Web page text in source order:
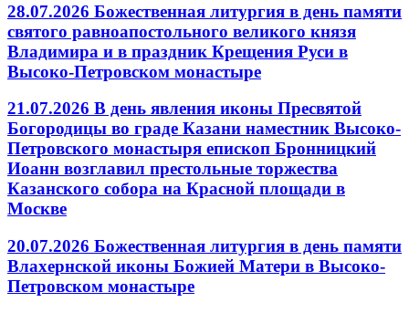
28.07.2026 Божественная литургия в день памяти
святого равноапостольного великого князя
Владимира и в праздник Крещения Руси в
Высоко-Петровском монастыре
21.07.2026 В день явления иконы Пресвятой
Богородицы во граде Казани наместник Высоко-
Петровского монастыря епископ Бронницкий
Иоанн возглавил престольные торжества
Казанского собора на Красной площади в
Москве
20.07.2026 Божественная литургия в день памяти
Влахернской иконы Божией Матери в Высоко-
Петровском монастыре